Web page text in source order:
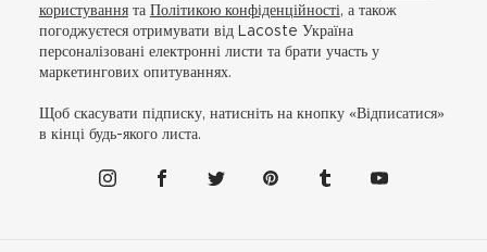
користуваннята Політикою конфіденційності, а також
погоджуєтеся отримувати від Lacoste Україна
персоналізовані електронні листи та брати участь у
маркетингових опитуваннях.
Щоб скасувати підписку, натисніть на кнопку «Відписатися»
в кінці будь-якого листа.